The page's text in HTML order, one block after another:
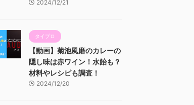
2024/12/21
タイプロ
【動画】菊池風磨のカレーの
隠し味は赤ワイン！水飴も？
材料やレシピも調査！
2024/12/20